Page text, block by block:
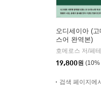
오디세이아 (고
스어 완역본)
19,800원 (10%
검색 페이지에